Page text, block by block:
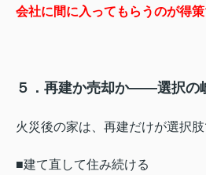
会社に間に入ってもらうのが得策
５．再建か売却か――選択の
火災後の家は、再建だけが選択肢
■建て直して住み続ける